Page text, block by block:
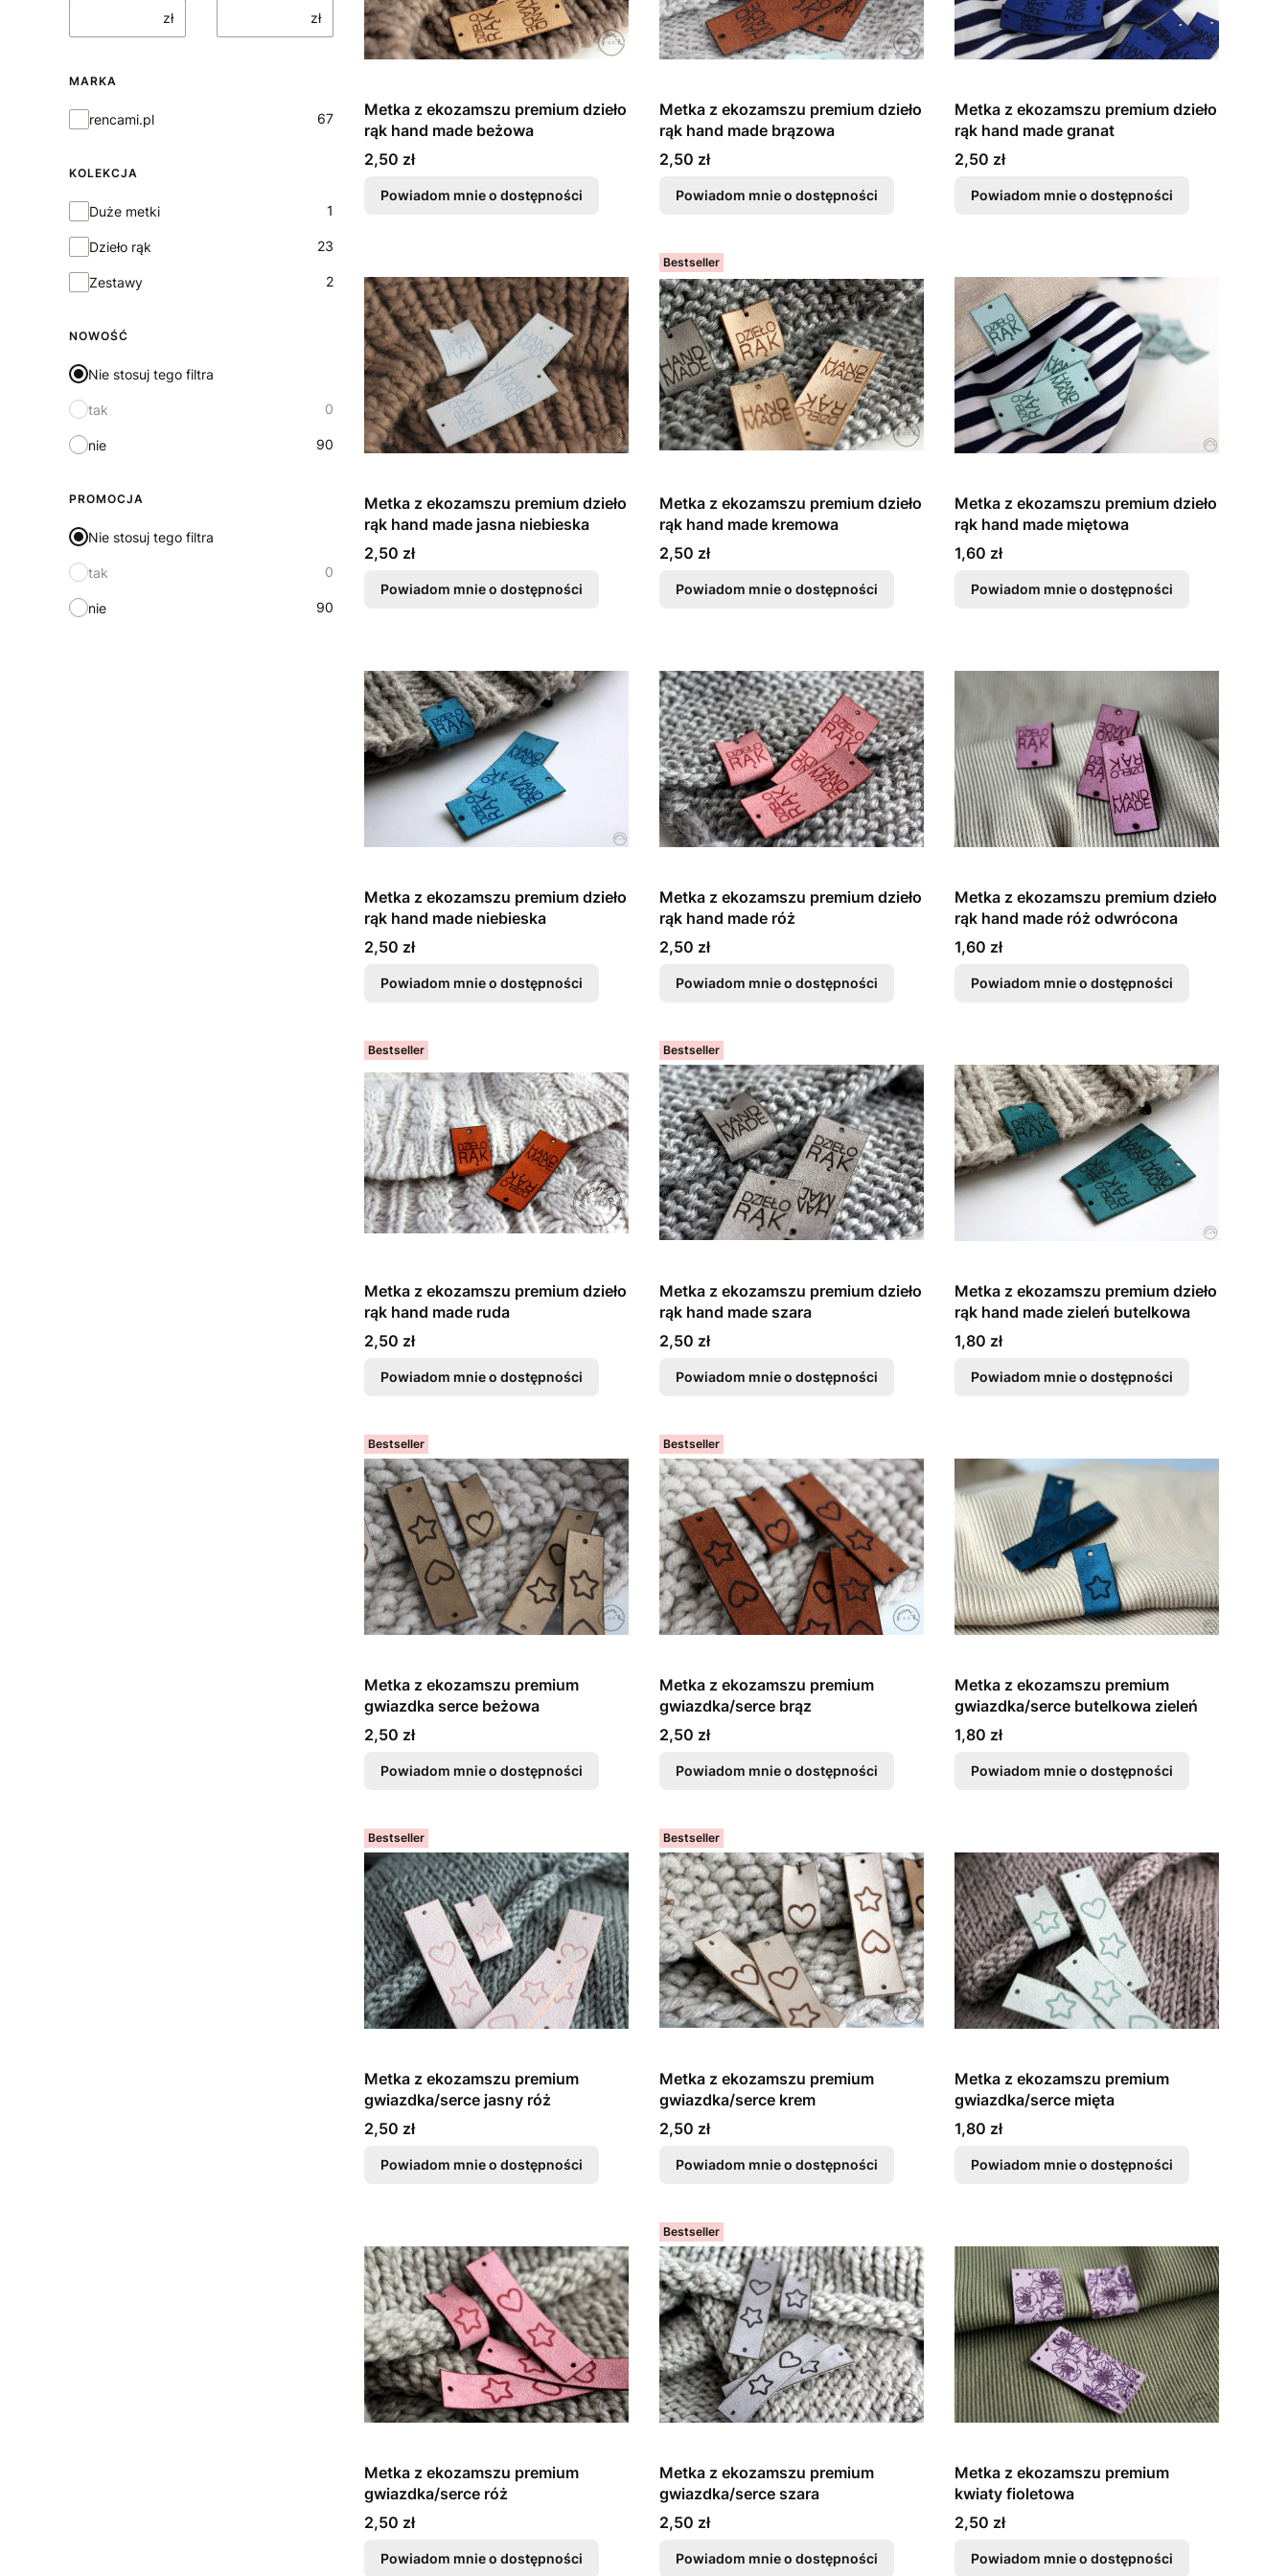
zł
zł
MARKA
Marka
rencami.pl 67
KOLEKCJA
Kolekcja
Duże metki 1
Dzieło rąk 23
Zestawy 2
NOWOŚĆ
Nie stosuj tego filtra
tak 0
nie 90
PROMOCJA
Nie stosuj tego filtra
tak 0
nie 90
Metka z ekozamszu premium dzieło
rąk hand made beżowa
Cena
2,50 zł
Powiadom mnie o dostępności
Metka z ekozamszu premium dzieło
rąk hand made brązowa
Cena
2,50 zł
Powiadom mnie o dostępności
Metka z ekozamszu premium dzieło
rąk hand made granat
Cena
2,50 zł
Powiadom mnie o dostępności
Metka z ekozamszu premium dzieło
rąk hand made jasna niebieska
Cena
2,50 zł
Powiadom mnie o dostępności
Bestseller
Metka z ekozamszu premium dzieło
rąk hand made kremowa
Cena
2,50 zł
Powiadom mnie o dostępności
Metka z ekozamszu premium dzieło
rąk hand made miętowa
Cena
1,60 zł
Powiadom mnie o dostępności
Metka z ekozamszu premium dzieło
rąk hand made niebieska
Cena
2,50 zł
Powiadom mnie o dostępności
Metka z ekozamszu premium dzieło
rąk hand made róż
Cena
2,50 zł
Powiadom mnie o dostępności
Metka z ekozamszu premium dzieło
rąk hand made róż odwrócona
Cena
1,60 zł
Powiadom mnie o dostępności
Bestseller
Metka z ekozamszu premium dzieło
rąk hand made ruda
Cena
2,50 zł
Powiadom mnie o dostępności
Bestseller
Metka z ekozamszu premium dzieło
rąk hand made szara
Cena
2,50 zł
Powiadom mnie o dostępności
Metka z ekozamszu premium dzieło
rąk hand made zieleń butelkowa
Cena
1,80 zł
Powiadom mnie o dostępności
Bestseller
Metka z ekozamszu premium
gwiazdka serce beżowa
Cena
2,50 zł
Powiadom mnie o dostępności
Bestseller
Metka z ekozamszu premium
gwiazdka/serce brąz
Cena
2,50 zł
Powiadom mnie o dostępności
Metka z ekozamszu premium
gwiazdka/serce butelkowa zieleń
Cena
1,80 zł
Powiadom mnie o dostępności
Bestseller
Metka z ekozamszu premium
gwiazdka/serce jasny róż
Cena
2,50 zł
Powiadom mnie o dostępności
Bestseller
Metka z ekozamszu premium
gwiazdka/serce krem
Cena
2,50 zł
Powiadom mnie o dostępności
Metka z ekozamszu premium
gwiazdka/serce mięta
Cena
1,80 zł
Powiadom mnie o dostępności
Metka z ekozamszu premium
gwiazdka/serce róż
Cena
2,50 zł
Powiadom mnie o dostępności
Bestseller
Metka z ekozamszu premium
gwiazdka/serce szara
Cena
2,50 zł
Powiadom mnie o dostępności
Metka z ekozamszu premium
kwiaty fioletowa
Cena
2,50 zł
Powiadom mnie o dostępności